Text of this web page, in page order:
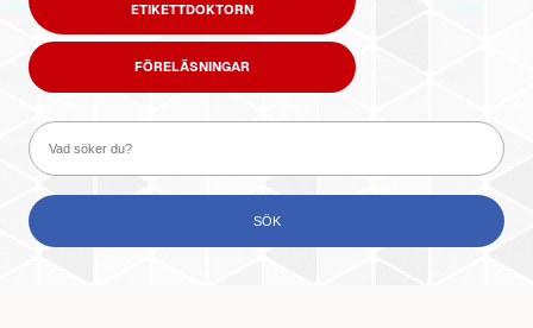
ETIKETTDOKTORN
FÖRELÄSNINGAR